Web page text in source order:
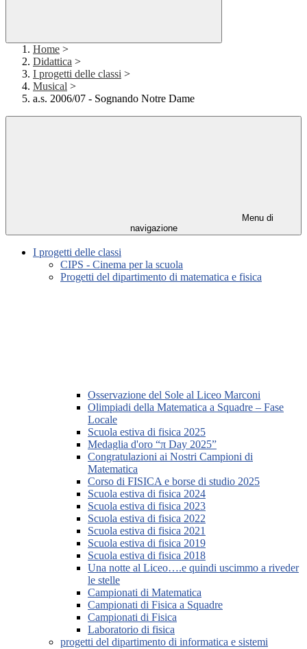
Home >
Didattica >
I progetti delle classi >
Musical >
a.s. 2006/07 - Sognando Notre Dame
Menu di
navigazione
I progetti delle classi
CIPS - Cinema per la scuola
Progetti del dipartimento di matematica e fisica
Osservazione del Sole al Liceo Marconi
Olimpiadi della Matematica a Squadre – Fase
Locale
Scuola estiva di fisica 2025
Medaglia d'oro “π Day 2025”
Congratulazioni ai Nostri Campioni di
Matematica
Corso di FISICA e borse di studio 2025
Scuola estiva di fisica 2024
Scuola estiva di fisica 2023
Scuola estiva di fisica 2022
Scuola estiva di fisica 2021
Scuola estiva di fisica 2019
Scuola estiva di fisica 2018
Una notte al Liceo….e quindi uscimmo a riveder
le stelle
Campionati di Matematica
Campionati di Fisica a Squadre
Campionati di Fisica
Laboratorio di fisica
progetti del dipartimento di informatica e sistemi